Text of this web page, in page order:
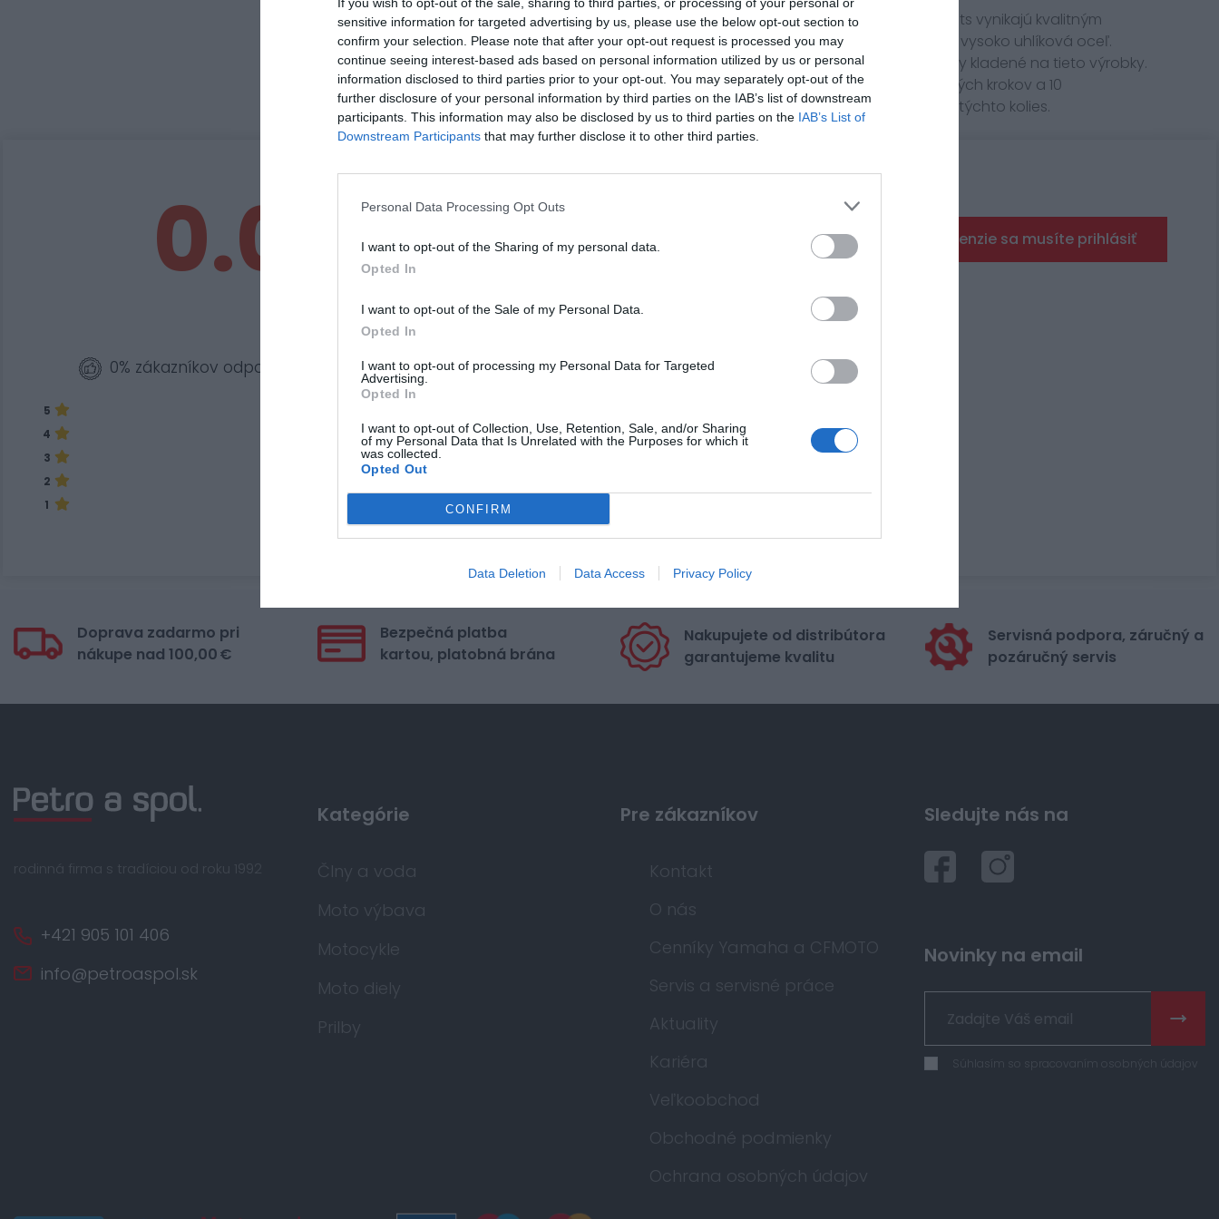
sensitive information for targeted advertising by us, please use the below opt-out section to
confirm your selection. Please note that after your opt-out request is processed you may
continue seeing interest-based ads based on personal information utilized by us or personal
information disclosed to third parties prior to your opt-out. You may separately opt-out of the
further disclosure of your personal information by third parties on the IAB’s list of downstream
participants. This information may also be disclosed by us to third parties on the IAB’s List of
Downstream Participants that may further disclose it to other third parties.
Personal Data Processing Opt Outs
I want to opt-out of the Sharing of my personal data.
Opted In
I want to opt-out of the Sale of my Personal Data.
Opted In
I want to opt-out of processing my Personal Data for Targeted
Advertising.
Opted In
I want to opt-out of Collection, Use, Retention, Sale, and/or Sharing
of my Personal Data that Is Unrelated with the Purposes for which it
was collected.
Opted Out
CONFIRM
Data Deletion Data Access Privacy Policy
Ozubené kolesá anglického výrobcu JT Sprockets vynikajú kvalitným
spracovaním a použitým materiálom špeciálna vysoko uhlíková oceľ.
Vyrovnávajú alebo prekračujú všetky požiadavky kladené na tieto výrobky.
Špeciálny výrobný proces zahŕňajúci 25 výrobných krokov a 10
individuálnych kontrol zaručuje najvyššiu kvalitu týchto kolies.
0.0
0% zákazníkov odporúča produkt
5
4
3
2
1
Pre pridanie recenzie sa musíte prihlásiť
Doprava zadarmo pri
nákupe nad 100,00 €
Bezpečná platba
kartou, platobná brána
Nakupujete od distribútora
garantujeme kvalitu
Servisná podpora, záručný a
pozáručný servis
rodinná firma s tradíciou od roku 1992
+421 905 101 406
info@petroaspol.sk
Sledujte nás na
Novinky na email
Súhlasím so spracovaním osobných údajov
Kategórie
Člny a voda
Moto výbava
Motocykle
Moto diely
Prilby
Pre zákazníkov
Kontakt
O nás
Cenníky Yamaha a CFMOTO
Servis a servisné práce
Aktuality
Kariéra
Veľkoobchod
Obchodné podmienky
Ochrana osobných údajov